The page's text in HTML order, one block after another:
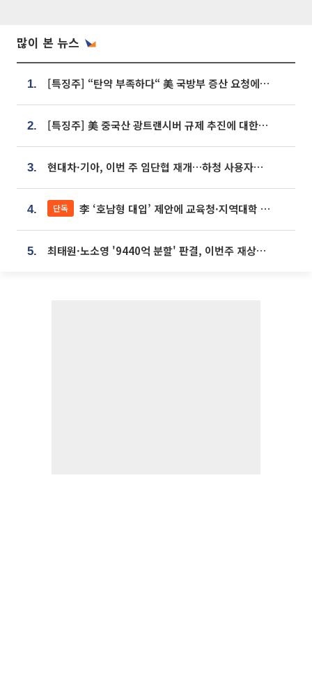
많이 본 뉴스
1. [특징주] “탄약 부족하다“ 美 국방부 증산 요청에⋯국내 방산주 급등세
2. [특징주] 美 중국산 광트랜시버 규제 추진에 대한광통신 등 광통신株 강세
3. 현대차·기아, 이번 주 임단협 재개…하청 사용자성 재심도 ‘변수’
4. 단독 李 ‘호남형 대입’ 제안에 교육청·지역대학 서·논술형 입시 연계 '착수'
5. 최태원·노소영 '9440억 분할' 판결, 이번주 재상고 여부 주목